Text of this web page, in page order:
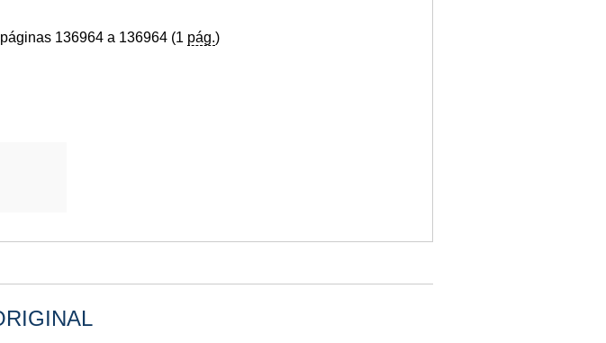
136964 a 136964 (1 pág.)